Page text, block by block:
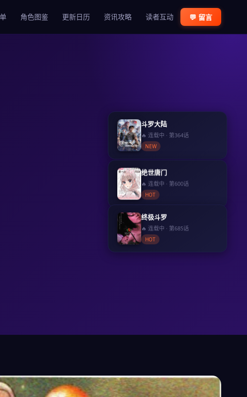
角色图鉴 更新日历 资讯攻略 读者互动 💬 留言
斗罗大陆
🔥 连载中 · 第364话
NEW
绝世唐门
🔥 连载中 · 第600话
HOT
终极斗罗
🔥 连载中 · 第685话
HOT